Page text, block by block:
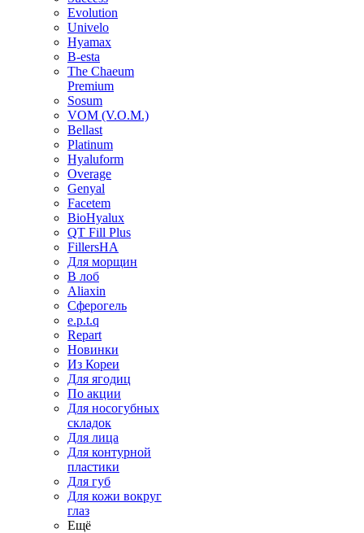
Evolution
Univelo
Hyamax
B-esta
The Chaeum
Premium
Sosum
VOM (V.O.M.)
Bellast
Platinum
Hyaluform
Overage
Genyal
Facetem
BioHyalux
QT Fill Plus
FillersHA
Для морщин
В лоб
Aliaxin
Сферогель
e.p.t.q
Repart
Новинки
Из Кореи
Для ягодиц
По акции
Для носогубных
складок
Для лица
Для контурной
пластики
Для губ
Для кожи вокруг
глаз
Ещё